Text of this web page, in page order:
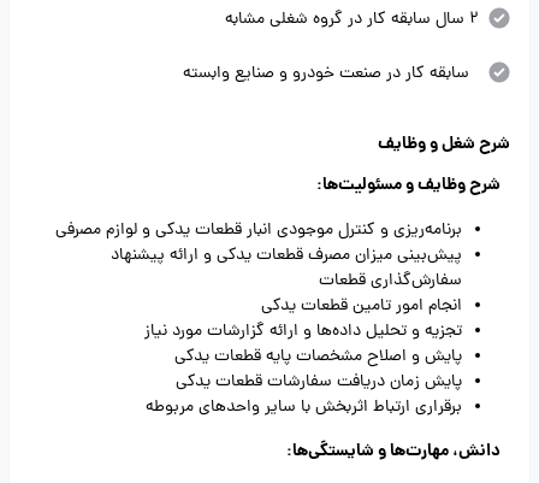
2 سال سابقه کار در گروه شغلی مشابه
سابقه کار در صنعت خودرو و صنایع وابسته
شرح شغل و وظایف
شرح وظایف و مسئولیت‌ها:
برنامه‌ریزی و کنترل موجودی انبار قطعات یدکی و لوازم مصرفی
پیش‌بینی میزان مصرف قطعات یدکی و ارائه پیشنهاد
سفارش‌گذاری قطعات
انجام امور تامین قطعات یدکی
تجزیه و تحلیل داده‌ها و ارائه گزارشات مورد نیاز
پایش و اصلاح مشخصات پایه قطعات یدکی
پایش زمان دریافت سفارشات قطعات یدکی
برقراری ارتباط اثربخش با سایر واحدهای مربوطه
دانش، مهارت‌ها و شایستگی‌ها: